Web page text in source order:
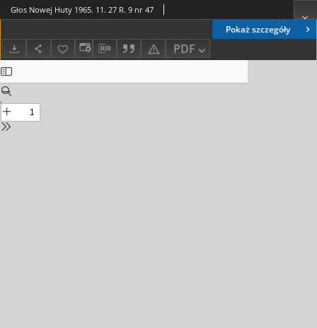
Pokaż szczegóły
PDF
Głos Nowej Huty 1965. 11. 27 R. 9 nr 47